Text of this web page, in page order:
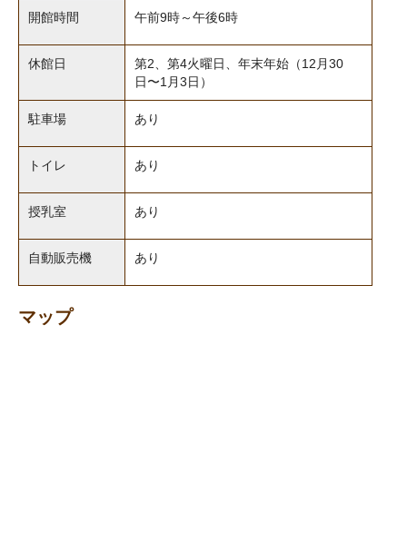
開館時間 午前9時～午後6時
休館日
第2、第4火曜日、年末年始（12月30
日〜1月3日）
駐車場 あり
トイレ あり
授乳室 あり
自動販売機 あり
マップ